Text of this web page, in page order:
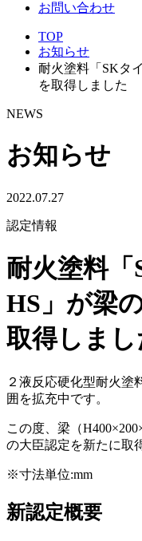
お問い合わせ
TOP
お知らせ
耐火塗料「SKタ
を取得しました
NEWS
お知らせ
2022.07.27
認定情報
耐火塗料
HS」が梁
取得しまし
２液反応硬化型耐火塗
囲を拡充中です。
この度、梁（
の大臣認定を新たに取
※寸法単位:mm
新認定概要